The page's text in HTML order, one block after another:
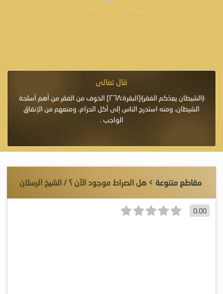
قال تعالى
﴿الشيطان يعِدُكم الفقر﴾[البقرة:٢٦٨] الخوف من الفقر من أهم أسلحة
الشيطان، ومنه استدرج الناس إلى أكل الحرام، ومنعهم من الإنفاق
الواجب .
مقاطع متنوعة > هل الصراط موجود الآن ؟ / الشيخ الرسلان
0.00